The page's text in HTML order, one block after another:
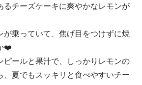
るチーズケーキに爽やかなレモンが
が乗っていて、焦げ目をつけずに焼
❤️
ピールと果汁で、しっかりレモンの
、夏でもスッキリと食べやすいチー